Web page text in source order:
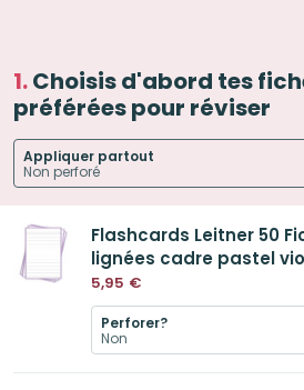
Choisis d'abord tes
préférées pour réviser
Appliquer partout
Flashcards Leitner 50
lignées cadre pastel
5,95 €
Perforer?